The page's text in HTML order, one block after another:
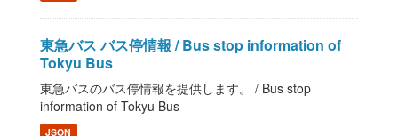
東急バス バス停情報 / Bus stop information of
Tokyu Bus
東急バスのバス停情報を提供します。 / Bus stop
information of Tokyu Bus
JSON